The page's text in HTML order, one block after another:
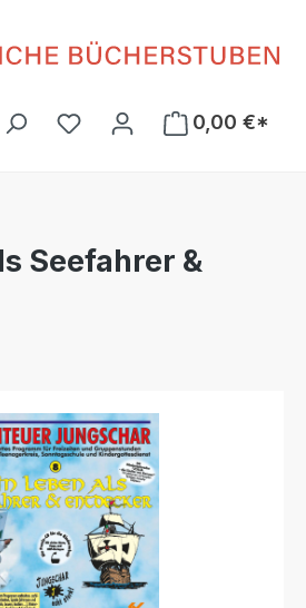
Du hast 0 Produkte auf
0,00 €*
Seefahrer &